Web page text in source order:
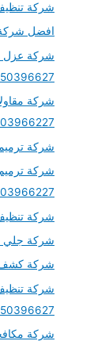
شركة
افضل شركة
شركة
شركة
شركة جلي
شركة كشف
شركة